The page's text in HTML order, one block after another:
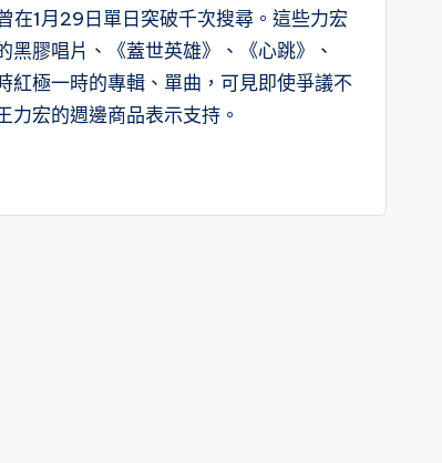
在1月29日單日突破千次搜尋。這些力宏
膠唱片、《蓋世英雄》、《心跳》、
紅極一時的專輯、單曲，可見即使爭議不
力宏的週邊商品表示支持。